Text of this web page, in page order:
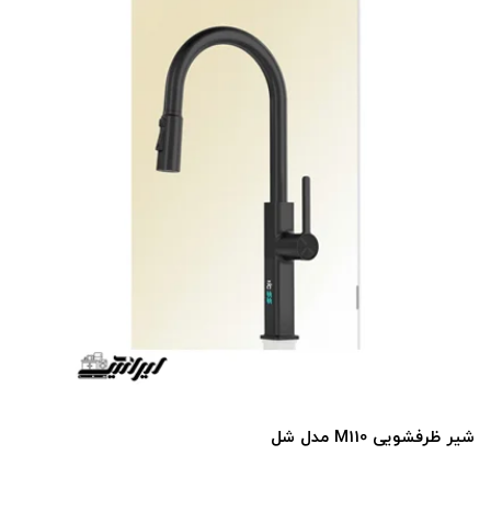
شیر ظرفشویی M110 مدل شل